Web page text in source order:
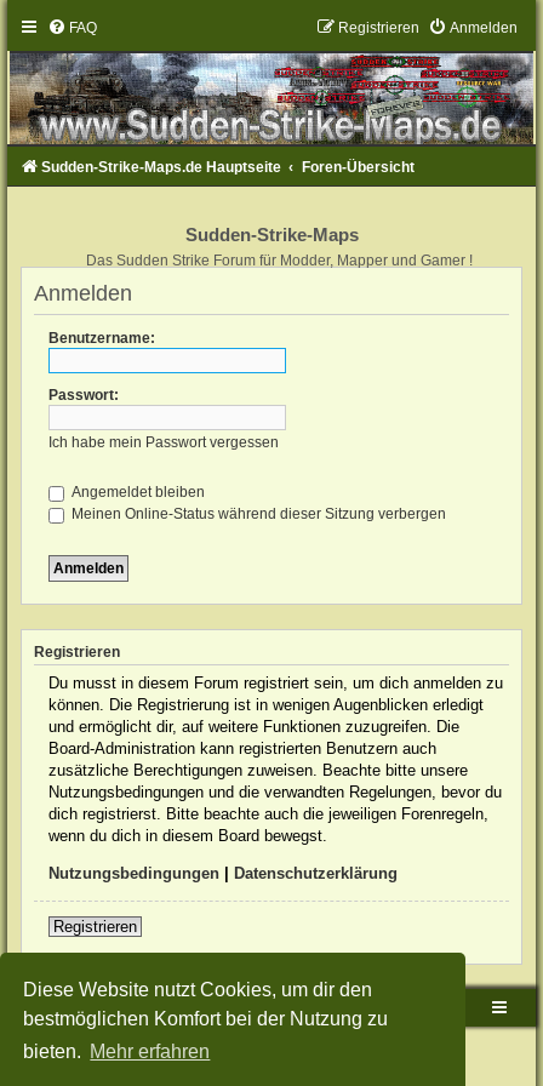
Diese Website nutzt Cookies, um dir den
bestmöglichen Komfort bei der Nutzung zu
bieten. Mehr erfahren
FAQ Anmelden
Registrieren
Sudden-Strike-Maps.de Hauptseite Foren-Übersicht
Sudden-Strike-Maps
Das Sudden Strike Forum für Modder, Mapper und Gamer !
Anmelden
Benutzername:
Passwort:
Ich habe mein Passwort vergessen
Angemeldet bleiben
Meinen Online-Status während dieser Sitzung verbergen
Registrieren
Du musst in diesem Forum registriert sein, um dich anmelden zu
können. Die Registrierung ist in wenigen Augenblicken erledigt
und ermöglicht dir, auf weitere Funktionen zuzugreifen. Die
Board-Administration kann registrierten Benutzern auch
zusätzliche Berechtigungen zuweisen. Beachte bitte unsere
Nutzungsbedingungen und die verwandten Regelungen, bevor du
dich registrierst. Bitte beachte auch die jeweiligen Forenregeln,
wenn du dich in diesem Board bewegst.
Nutzungsbedingungen Datenschutzerklärung
Registrieren
Sudden-Strike-Maps.de Hauptseite Foren-Übersicht
Powered byphpBB® Forum Software © phpBB Limited